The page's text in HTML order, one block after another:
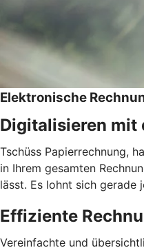
Elektronische
Digitalisieren mit
Tschüss Papierrechnung,
in Ihrem gesamten
lässt. Es lohnt sich gerade
Effiziente
Vereinfachte und